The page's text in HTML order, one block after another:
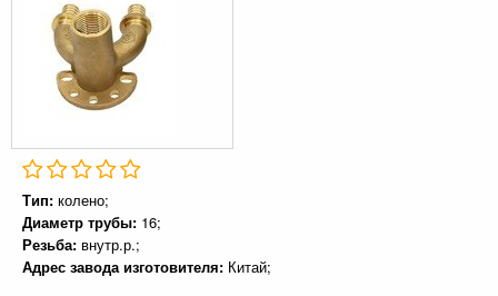
Тип: колено;
Диаметр трубы: 16;
Резьба: внутр.р.;
Адрес завода изготовителя: Китай;